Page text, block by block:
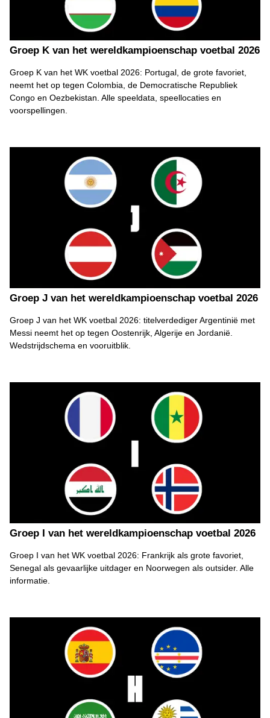
Groep K van het wereldkampioenschap voetbal 2026
Groep K van het WK voetbal 2026: Portugal, de grote favoriet,
neemt het op tegen Colombia, de Democratische Republiek
Congo en Oezbekistan. Alle speeldata, speellocaties en
voorspellingen.
Groep J van het wereldkampioenschap voetbal 2026
Groep J van het WK voetbal 2026: titelverdediger Argentinië met
Messi neemt het op tegen Oostenrijk, Algerije en Jordanië.
Wedstrijdschema en vooruitblik.
Groep I van het wereldkampioenschap voetbal 2026
Groep I van het WK voetbal 2026: Frankrijk als grote favoriet,
Senegal als gevaarlijke uitdager en Noorwegen als outsider. Alle
informatie.